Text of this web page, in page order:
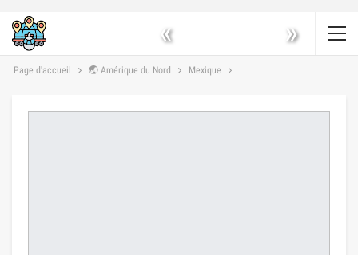
« »
Page d'accueil 🌏 Amérique du Nord Mexique